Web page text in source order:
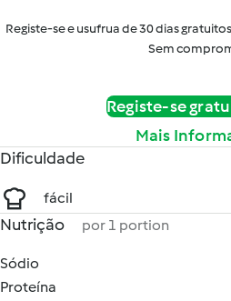
Registe-se e usufrua de 30 dias
Sem
Registe-se
Mais
Dificuldade
fácil
Nutrição por 1 portion
Sódio
Proteína